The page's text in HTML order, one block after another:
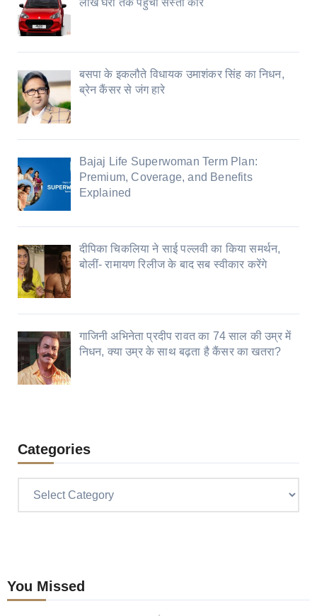
लाख घरों तक पहुंची सस्ती कार
बसपा के इकलौते विधायक उमाशंकर सिंह का निधन,
ब्रेन कैंसर से जंग हारे
Bajaj Life Superwoman Term Plan:
Premium, Coverage, and Benefits
Explained
दीपिका चिकलिया ने साई पल्लवी का किया समर्थन,
बोलीं- रामायण रिलीज के बाद सब स्वीकार करेंगे
गाजिनी अभिनेता प्रदीप रावत का 74 साल की उम्र में
निधन, क्या उम्र के साथ बढ़ता है कैंसर का खतरा?
Categories
You Missed